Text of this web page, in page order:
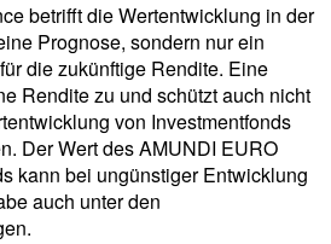
betrifft die Wertentwicklung in der
Prognose, sondern nur ein
die zukünftige Rendite. Eine
Rendite zu und schützt auch nicht
von Investmentfonds
Der Wert des AMUNDI EURO
kann bei ungünstiger Entwicklung
auch unter den